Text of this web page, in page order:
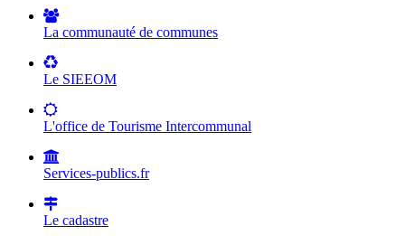
La communauté de communes
Le SIEEOM
L'office de Tourisme Intercommunal
Services-publics.fr
Le cadastre